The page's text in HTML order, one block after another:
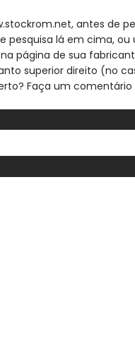
antes de
pesquisa lá em cima,
página de sua
superior direito (no
Faça um comentário